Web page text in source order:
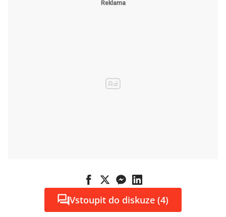
Vstoupit do diskuze (4)